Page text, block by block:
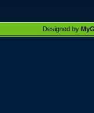
Designed by